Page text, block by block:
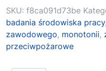
SKU: f8ca091d73be
badania środowiska pracy,
zawodowego, monotonii,
przeciwpożarowe